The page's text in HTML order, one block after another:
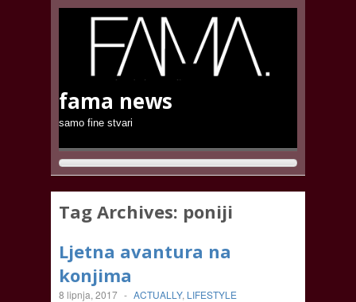
fama news
samo fine stvari
Tag Archives: poniji
Ljetna avantura na
konjima
8 lipnja, 2017 - ACTUALLY, LIFESTYLE